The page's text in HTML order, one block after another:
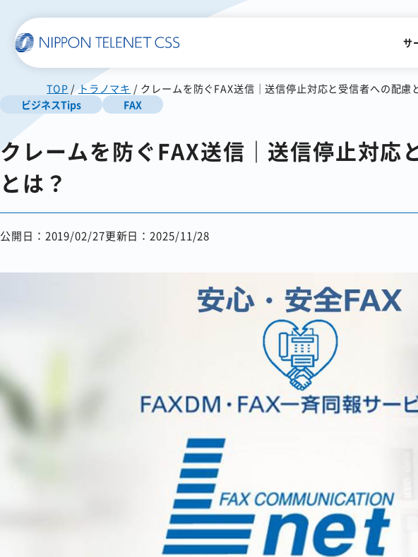
サ
一覧で詳細を見る
使いやすい
SMS送信サービス
スマホに届く
発注書/見積書の作成から
TOP トラノマキ
クレームを防ぐFAX送信｜送信停止対応と受信者への配慮
ビジネスTips
FAX
クレームを防ぐFAX送信｜送信停止対応
とは？
公開日：2019/02/27更新日：2025/11/28